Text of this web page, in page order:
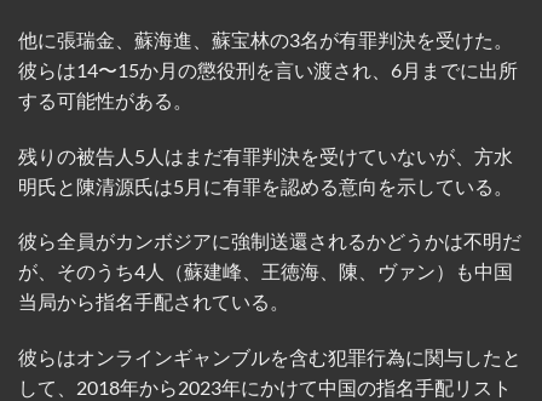
他に張瑞金、蘇海進、蘇宝林の3名が有罪判決を受けた。
彼らは14〜15か月の懲役刑を言い渡され、6月までに出所
する可能性がある。
残りの被告人5人はまだ有罪判決を受けていないが、方水
明氏と陳清源氏は5月に有罪を認める意向を示している。
彼ら全員がカンボジアに強制送還されるかどうかは不明だ
が、そのうち4人（蘇建峰、王徳海、陳、ヴァン）も中国
当局から指名手配されている。
彼らはオンラインギャンブルを含む犯罪行為に関与したと
して、2018年から2023年にかけて中国の指名手配リスト